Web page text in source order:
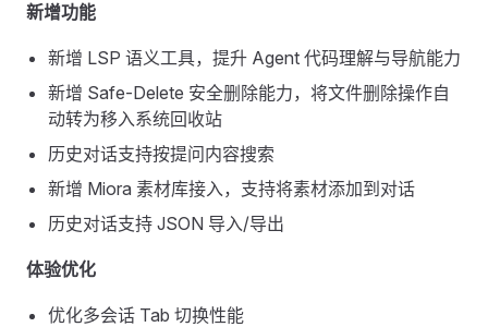
新增功能
新增 LSP 语义工具，提升 Agent 代码理解与导航能力
新增 Safe-Delete 安全删除能力，将文件删除操作自
动转为移入系统回收站
历史对话支持按提问内容搜索
新增 Miora 素材库接入，支持将素材添加到对话
历史对话支持 JSON 导入/导出
体验优化
优化多会话 Tab 切换性能